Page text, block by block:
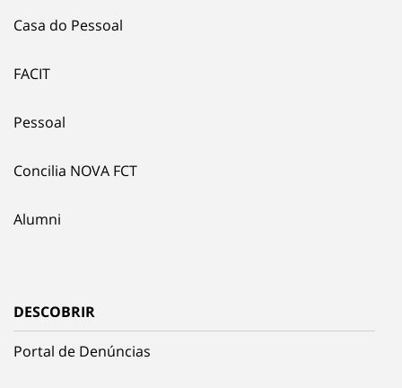
Casa do Pessoal
FACIT
Pessoal
Concilia NOVA FCT
Alumni
DESCOBRIR
Portal de Denúncias